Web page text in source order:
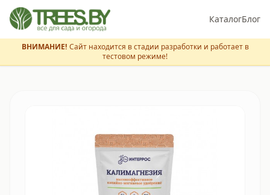
КаталогБлог
ВНИМАНИЕ! Сайт находится в стадии разработки и работает в
тестовом режиме!